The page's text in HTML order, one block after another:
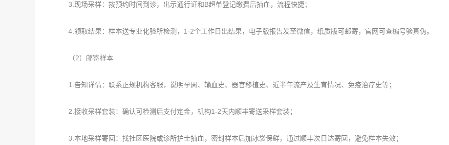
3.现场采样：按预约时间到诊，出示通行证和B超单登记缴费后抽血，流程快捷；
4.领取结果：样本送专业化验所检测，1-2个工作日出结果，电子版报告发至微信，纸质版可邮寄，官网可查编号验真伪。
（2）邮寄样本
1.告知详情：联系正规机构客服，说明孕周、输血史、器官移植史、近半年流产及生育情况、免疫治疗史等；
2.接收采样套装：确认可检测后支付定金，机构1-2天内顺丰寄送采样套装；
3.本地采样寄回：找社区医院或诊所护士抽血，密封样本后加冰袋保鲜，通过顺丰次日达寄回，避免样本失效；